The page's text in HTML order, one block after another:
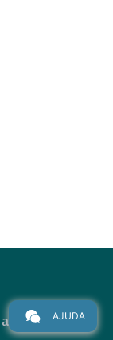
AJUDA